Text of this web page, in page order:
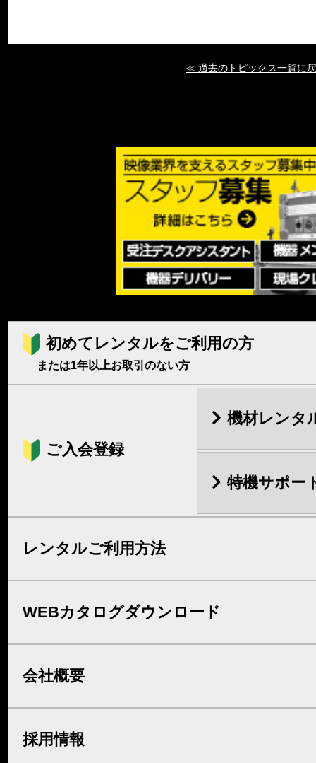
≪ 過去のトピックス一覧に
初めてレンタルをご利用の方
または1年以上お取引のない方
ご入会登録
機材レンタ
特機サポー
レンタルご利用方法
WEBカタログダウンロード
会社概要
採用情報